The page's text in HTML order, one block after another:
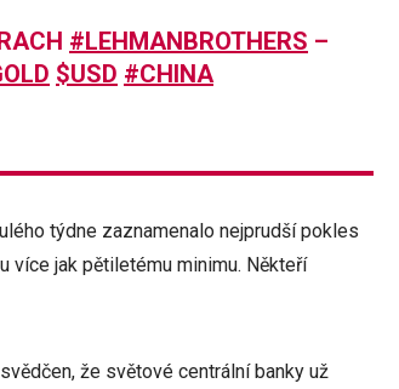
#LEHMANBROTHERS –
$USD #CHINA
týdne zaznamenalo nejprudší pokles
více jak pětiletému minimu. Někteří
že světové centrální banky už